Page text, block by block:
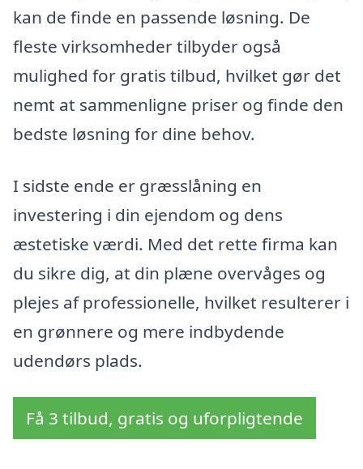
kan de finde en passende løsning. De
fleste virksomheder tilbyder også
mulighed for gratis tilbud, hvilket gør det
nemt at sammenligne priser og finde den
bedste løsning for dine behov.
I sidste ende er græsslåning en
investering i din ejendom og dens
æstetiske værdi. Med det rette firma kan
du sikre dig, at din plæne overvåges og
plejes af professionelle, hvilket resulterer i
en grønnere og mere indbydende
udendørs plads.
Få 3 tilbud, gratis og uforpligtende